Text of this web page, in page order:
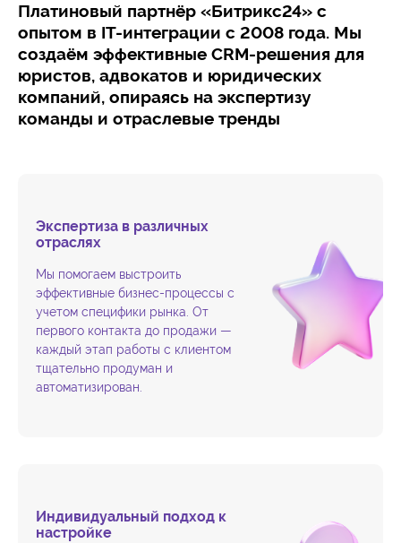
Платиновый партнёр «Битрикс24» с
опытом в IT-интеграции с 2008 года. Мы
создаём эффективные CRM-решения для
юристов, адвокатов и юридических
компаний, опираясь на экспертизу
команды и отраслевые тренды
Экспертиза в различных
отраслях
Мы помогаем выстроить
эффективные бизнес-процессы с
учетом специфики рынка. От
первого контакта до продажи —
каждый этап работы с клиентом
тщательно продуман и
автоматизирован.
Индивидуальный подход к
настройке